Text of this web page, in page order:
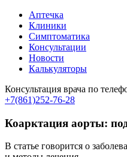
Аптечка
Клиники
Симптоматика
Консультации
Новости
Калькуляторы
Консультация врача по
+7(861)252-76-28
Коарктация аорты:
В статье говорится о